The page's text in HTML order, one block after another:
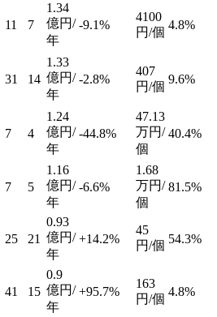
11 7
1.34
億円/
年
-9.1%
4100
円/個
4.8%
31 14
1.33
億円/
年
-2.8%
407
円/個
9.6%
7 4
1.24
億円/
年
-44.8%
47.13
万円/
個
40.4%
7 5
1.16
億円/
年
-6.6%
1.68
万円/
個
81.5%
25 21
0.93
億円/
年
+14.2%
45
円/個 54.3%
41 15
0.9
億円/
年
+95.7%
163
円/個
4.8%